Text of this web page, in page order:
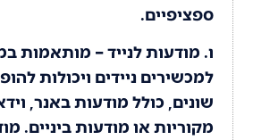
ספציפיים.
ו. מודעות לנייד – מותאמות
למכשירים ניידים ויכולות
שונים, כולל מודעות באנר,
מקוריות או מודעות ביניים.